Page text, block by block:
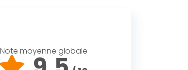
Note moyenne globale